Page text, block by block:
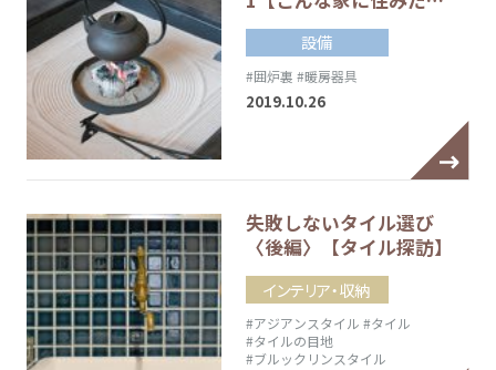
設備
#囲炉裏 #暖房器具
2019.10.26
失敗しないタイル選び
〈後編〉【タイル探訪】
インテリア・収納
#アジアンスタイル #タイル
#タイルの目地
#ブルックリンスタイル